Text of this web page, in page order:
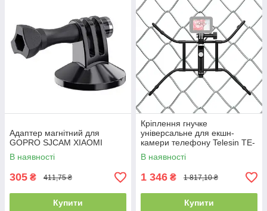
Адаптер магнітний для
GOPRO SJCAM XIAOMI
В наявності
305 ₴ 411,75 ₴
Купити
Кріплення гнучке
універсальне для екшн-
камери телефону Telesin TE-
FM-001
В наявності
1 346 ₴ 1 817,10 ₴
Купити